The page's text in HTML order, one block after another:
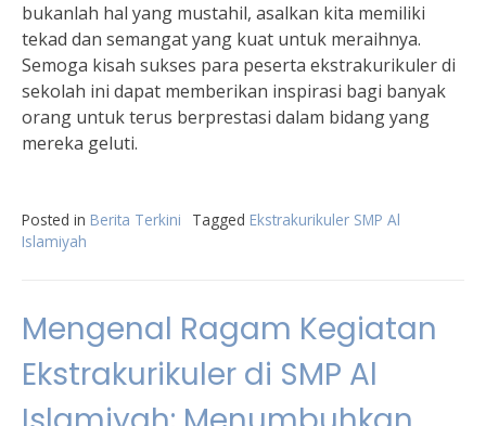
bukanlah hal yang mustahil, asalkan kita memiliki
tekad dan semangat yang kuat untuk meraihnya.
Semoga kisah sukses para peserta ekstrakurikuler di
sekolah ini dapat memberikan inspirasi bagi banyak
orang untuk terus berprestasi dalam bidang yang
mereka geluti.
Posted in Berita Terkini Tagged Ekstrakurikuler SMP Al
Islamiyah
Mengenal Ragam Kegiatan
Ekstrakurikuler di SMP Al